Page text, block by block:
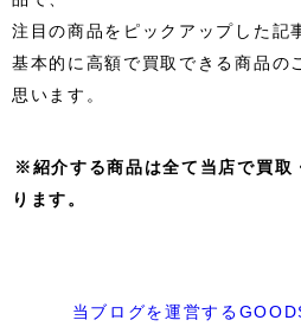
注目の商品をピックアップした記
基本的に高額で買取できる商品の
思います。
※紹介する商品は全て当店で買取
ります。
当ブログを運営する